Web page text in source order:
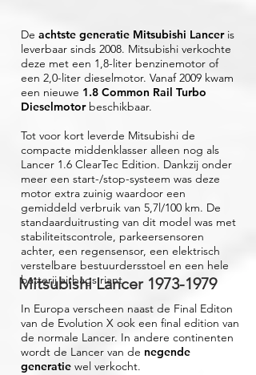
De achtste generatie Mitsubishi Lancer is
leverbaar sinds 2008. Mitsubishi verkochte
deze met een 1,8-liter benzinemotor of
een 2,0-liter dieselmotor. Vanaf 2009 kwam
een nieuwe 1.8 Common Rail Turbo
Dieselmotor beschikbaar.
Tot voor kort leverde Mitsubishi de
compacte middenklasser alleen nog als
Lancer 1.6 ClearTec Edition. Dankzij onder
meer een start-/stop-systeem was deze
motor extra zuinig waardoor een
gemiddeld verbruik van 5,7l/100 km. De
standaarduitrusting van dit model was met
stabiliteitscontrole, parkeersensoren
achter, een regensensor, een elektrisch
verstelbare bestuurdersstoel en een hele
batterij airbags riant.
In Europa verscheen naast de Final Editon
van de Evolution X ook een final edition van
de normale Lancer. In andere continenten
wordt de Lancer van de negende
generatie wel verkocht.
Mitsubishi Lancer 1973-1979